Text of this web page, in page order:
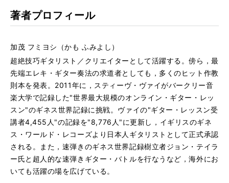
著者プロフィール
加茂 フミヨシ（かも ふみよし）
超絶技巧ギタリスト／クリエイターとして活躍する。傍ら，最
先端エレキ・ギター奏法の求道者としても，多くのヒット作教
則本を発表。2011年に，スティーヴ・ヴァイがバークリー音
楽大学で記録した"世界最大規模のオンライン・ギター・レッ
スン"のギネス世界記録に挑戦。ヴァイの"ギター・レッスン受
講者4,455人"の記録を"8,776人"に更新し，イギリスのギネ
ス・ワールド・レコーズより日本人ギタリストとして正式承認
される。また，速弾きのギネス世界記録樹立者ジョン・テイラ
ー氏と超人的な速弾きギター・バトルを行なうなど，海外にお
いても活躍の場を広げている。